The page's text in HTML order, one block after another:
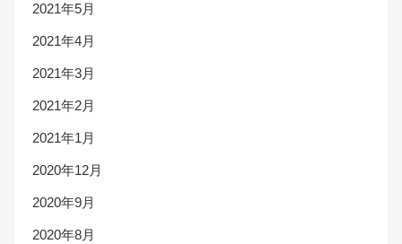
2021年5月
2021年4月
2021年3月
2021年2月
2021年1月
2020年12月
2020年9月
2020年8月